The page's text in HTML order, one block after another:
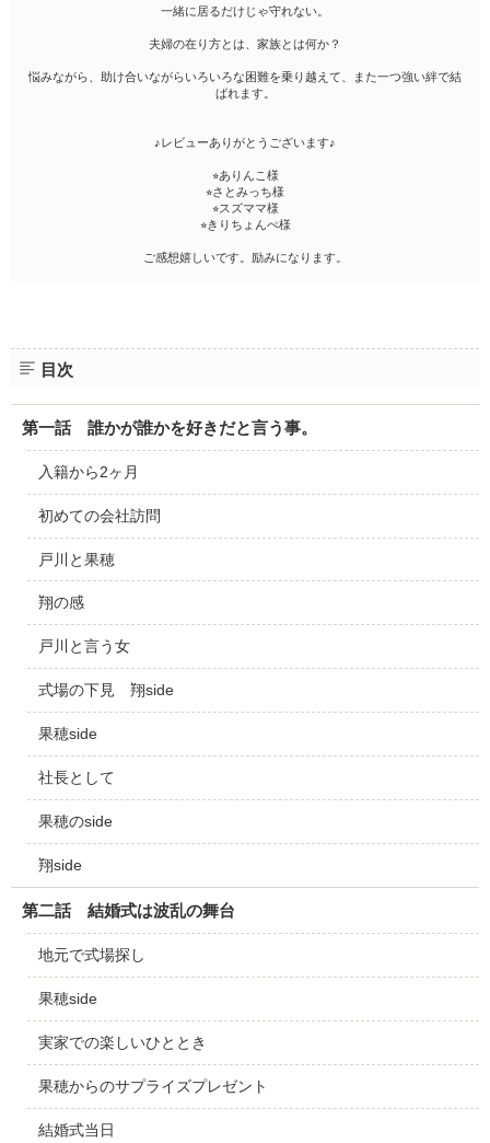
一緒に居るだけじゃ守れない。
夫婦の在り方とは、家族とは何か？
悩みながら、助け合いながらいろいろな困難を乗り越えて、また一つ強い絆で結
ばれます。
♪レビューありがとうございます♪
⭐︎ありんこ様
⭐︎さとみっち様
⭐︎スズママ様
⭐︎きりちょんぺ様
ご感想嬉しいです。励みになります。
目次
第一話 誰かが誰かを好きだと言う事。
入籍から2ヶ月
初めての会社訪問
戸川と果穂
翔の感
戸川と言う女
式場の下見 翔side
果穂side
社長として
果穂のside
翔side
第二話 結婚式は波乱の舞台
地元で式場探し
果穂side
実家での楽しいひととき
果穂からのサプライズプレゼント
結婚式当日